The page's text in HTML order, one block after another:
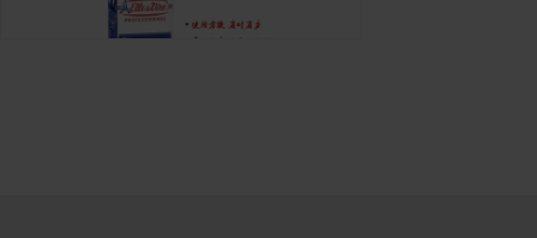
规格: 6盒×171克（72片） / 箱